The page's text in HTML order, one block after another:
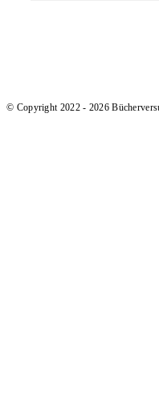
© Copyright 2022 - 2026